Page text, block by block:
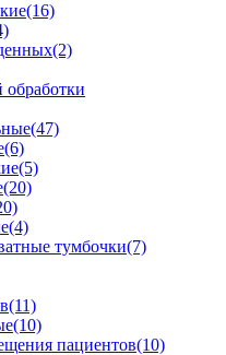
(16)
(2)
обработки
(47)
(6)
(5)
(20)
(4)
тумбочки(7)
(11)
(10)
пациентов(10)